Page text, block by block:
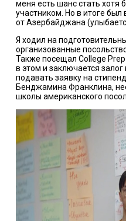
меня есть шанс стать хотя
участником. Но в итоге
от Азербайджана
Я ходил на
организованные
Также посещал College
в этом и заключается
подавать заявку на
Бенджамина Франклина,
школы американского